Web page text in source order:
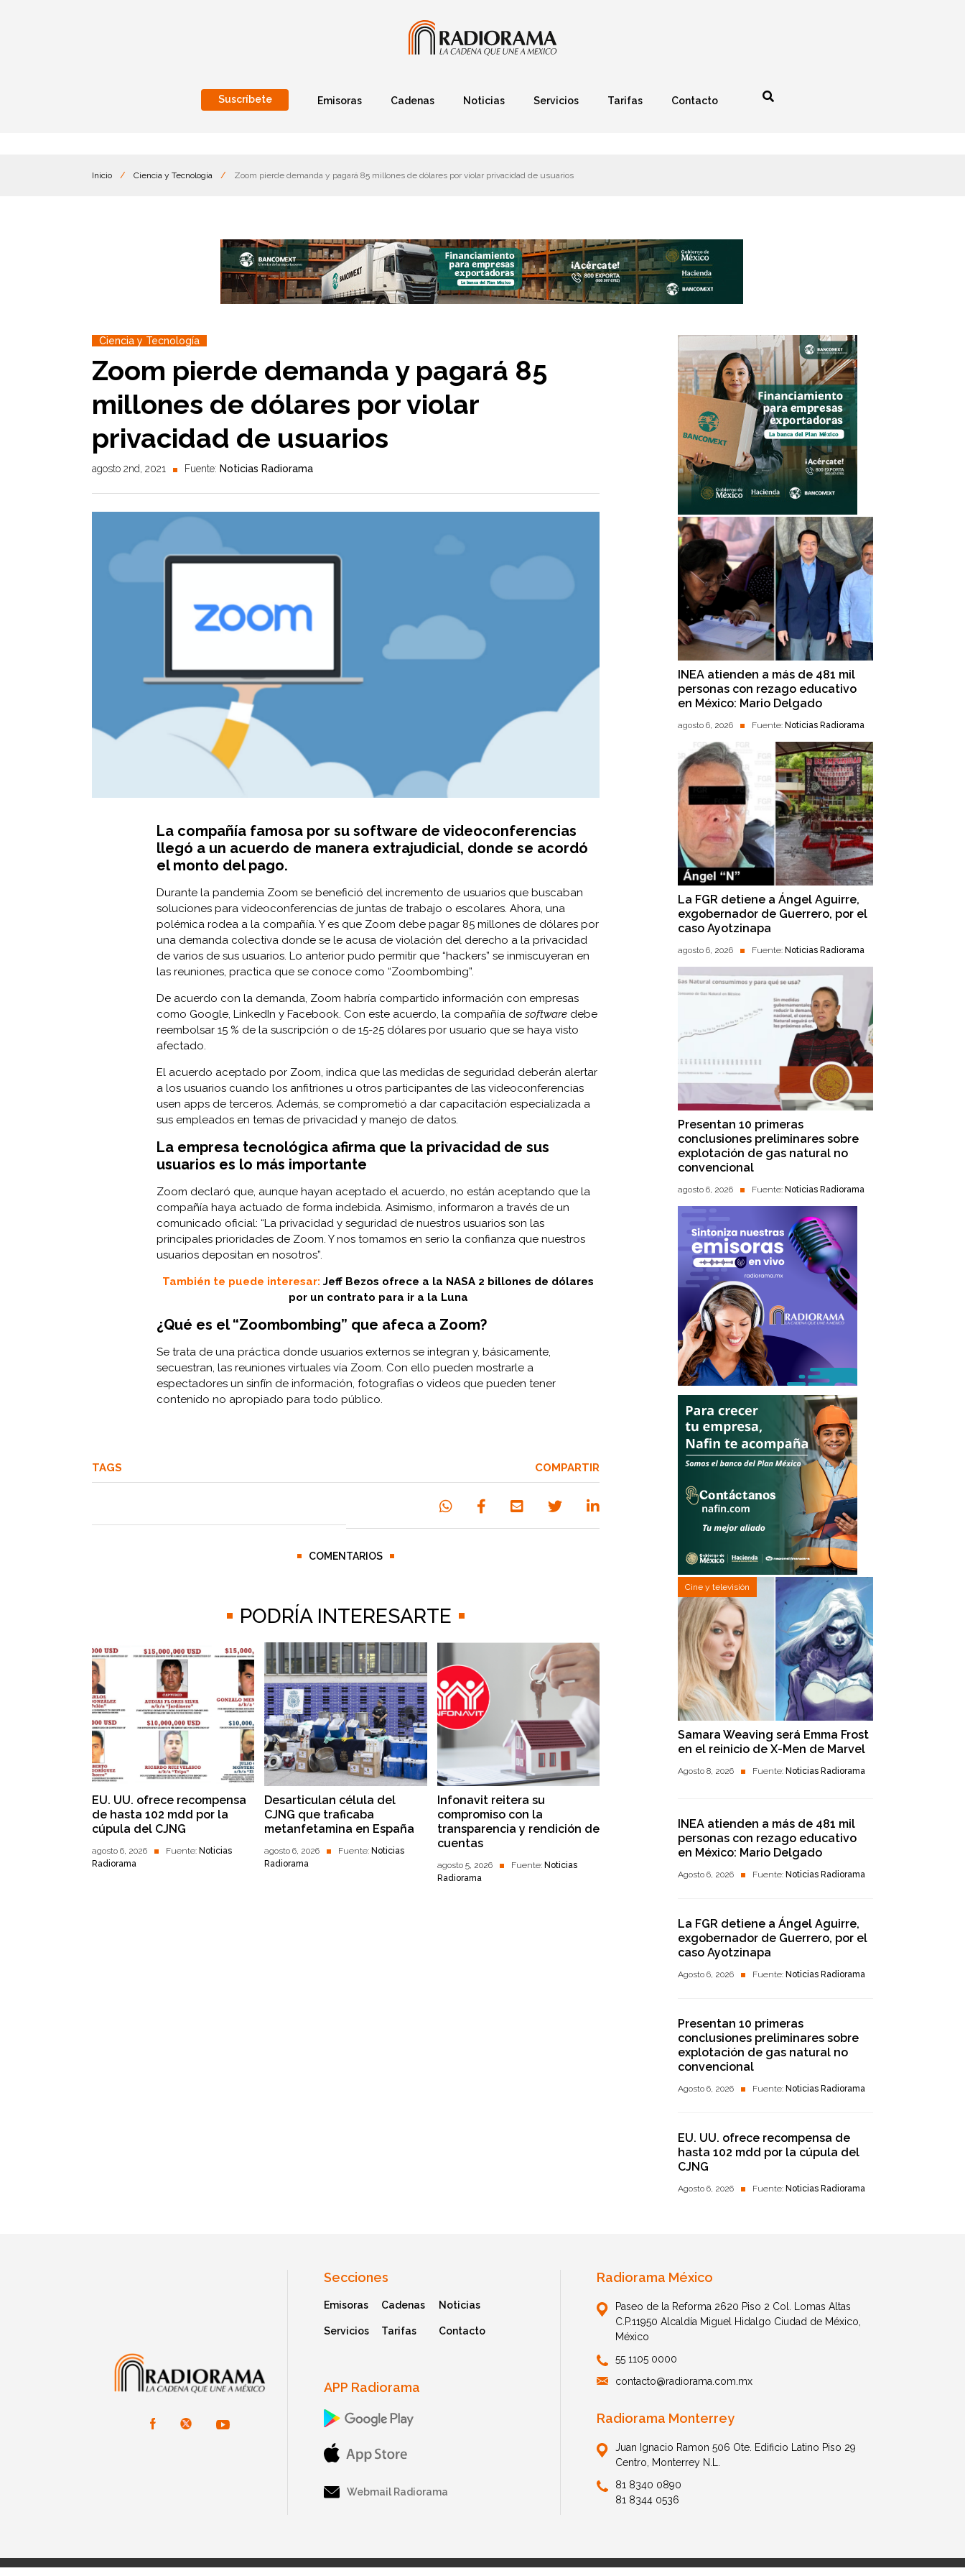
Suscríbete Emisoras Cadenas Noticias Servicios Tarifas Contacto
Inicio / Ciencia y Tecnología / Zoom pierde demanda y pagará 85 millones de dólares por violar privacidad de usuarios
Ciencia y Tecnología
Zoom pierde demanda y pagará 85
millones de dólares por violar
privacidad de usuarios
agosto 2nd, 2021 Fuente: Noticias Radiorama
La compañía famosa por su software de videoconferencias
llegó a un acuerdo de manera extrajudicial, donde se acordó
el monto del pago.
Durante la pandemia Zoom se benefició del incremento de usuarios que buscaban
soluciones para videoconferencias de juntas de trabajo o escolares. Ahora, una
polémica rodea a la compañía. Y es que Zoom debe pagar 85 millones de dólares por
una demanda colectiva donde se le acusa de violación del derecho a la privacidad
de varios de sus usuarios. Lo anterior pudo permitir que “hackers” se inmiscuyeran en
las reuniones, practica que se conoce como “Zoombombing”.
De acuerdo con la demanda, Zoom habría compartido información con empresas
como Google, LinkedIn y Facebook. Con este acuerdo, la compañía de software debe
reembolsar 15 % de la suscripción o de 15-25 dólares por usuario que se haya visto
afectado.
El acuerdo aceptado por Zoom, indica que las medidas de seguridad deberán alertar
a los usuarios cuando los anfitriones u otros participantes de las videoconferencias
usen apps de terceros. Además, se comprometió a dar capacitación especializada a
sus empleados en temas de privacidad y manejo de datos.
La empresa tecnológica afirma que la privacidad de sus
usuarios es lo más importante
Zoom declaró que, aunque hayan aceptado el acuerdo, no están aceptando que la
compañía haya actuado de forma indebida. Asimismo, informaron a través de un
comunicado oficial: “La privacidad y seguridad de nuestros usuarios son las
principales prioridades de Zoom. Y nos tomamos en serio la confianza que nuestros
usuarios depositan en nosotros”.
También te puede interesar: Jeff Bezos ofrece a la NASA 2 billones de dólares
por un contrato para ir a la Luna
¿Qué es el “Zoombombing” que afeca a Zoom?
Se trata de una práctica donde usuarios externos se integran y, básicamente,
secuestran, las reuniones virtuales vía Zoom. Con ello pueden mostrarle a
espectadores un sinfín de información, fotografías o videos que pueden tener
contenido no apropiado para todo público.
TAGS COMPARTIR
COMENTARIOS
PODRÍA INTERESARTE
EU. UU. ofrece recompensa
de hasta 102 mdd por la
cúpula del CJNG
agosto 6, 2026 Fuente: Noticias
Radiorama
Desarticulan célula del
CJNG que traficaba
metanfetamina en España
agosto 6, 2026 Fuente:Noticias
Radiorama
Infonavit reitera su
compromiso con la
transparencia y rendición de
cuentas
agosto 5, 2026 Fuente: Noticias
Radiorama
INEA atienden a más de 481 mil
personas con rezago educativo
en México: Mario Delgado
agosto 6, 2026 Fuente: Noticias Radiorama
La FGR detiene a Ángel Aguirre,
exgobernador de Guerrero, por el
caso Ayotzinapa
agosto 6, 2026 Fuente: Noticias Radiorama
Presentan 10 primeras
conclusiones preliminares sobre
explotación de gas natural no
convencional
agosto 6, 2026 Fuente: Noticias Radiorama
Cine y televisión
Samara Weaving será Emma Frost
en el reinicio de X-Men de Marvel
Agosto 8, 2026 Fuente: Noticias Radiorama
INEA atienden a más de 481 mil
personas con rezago educativo
en México: Mario Delgado
Agosto 6, 2026 Fuente: Noticias Radiorama
La FGR detiene a Ángel Aguirre,
exgobernador de Guerrero, por el
caso Ayotzinapa
Agosto 6, 2026 Fuente: Noticias Radiorama
Presentan 10 primeras
conclusiones preliminares sobre
explotación de gas natural no
convencional
Agosto 6, 2026 Fuente: Noticias Radiorama
EU. UU. ofrece recompensa de
hasta 102 mdd por la cúpula del
CJNG
Agosto 6, 2026 Fuente: Noticias Radiorama
Secciones
Emisoras Cadenas Noticias
Servicios Tarifas Contacto
APP Radiorama
Webmail Radiorama
Radiorama México
Paseo de la Reforma 2620 Piso 2 Col. Lomas Altas
C.P.11950 Alcaldía Miguel Hidalgo Ciudad de México,
México
55 1105 0000
contacto@radiorama.com.mx
Radiorama Monterrey
Juan Ignacio Ramon 506 Ote. Edificio Latino Piso 29
Centro, Monterrey N.L.
81 8340 0890
81 8344 0536